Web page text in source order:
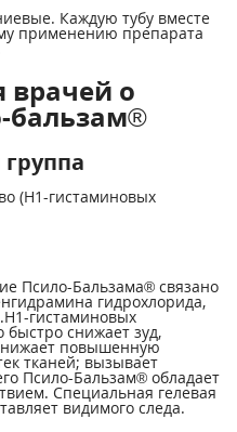
Каждую тубу вместе
применению препарата
о
бальзам®
(Н1-гистаминовых
Псило-Бальзама® связано
гидрохлорида,
гистаминовых
быстро снижает зуд,
повышенную
тканей; вызывает
Псило-Бальзам® обладает
Специальная гелевая
видимого следа.